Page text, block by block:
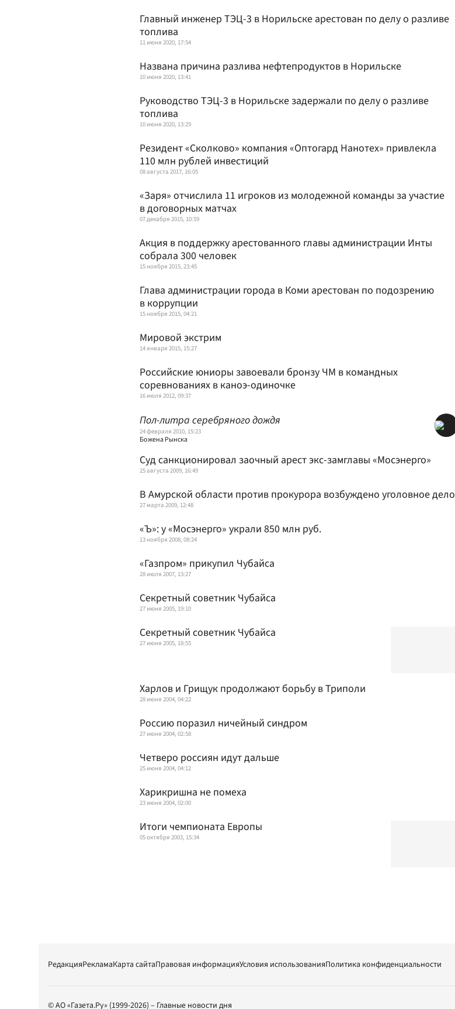
Главный инженер ТЭЦ-3 в Норильске арестован по делу о разливе
топлива
11 июня 2020, 17:54
Названа причина разлива нефтепродуктов в Норильске
10 июня 2020, 13:41
Руководство ТЭЦ-3 в Норильске задержали по делу о разливе
топлива
10 июня 2020, 13:29
Резидент «Сколково» компания «Оптогард Нанотех» привлекла
110 млн рублей инвестиций
08 августа 2017, 16:05
«Заря» отчислила 11 игроков из молодежной команды за участие
в договорных матчах
07 декабря 2015, 10:59
Акция в поддержку арестованного главы администрации Инты
собрала 300 человек
15 ноября 2015, 23:45
Глава администрации города в Коми арестован по подозрению
в коррупции
15 ноября 2015, 04:21
Мировой экстрим
14 января 2015, 15:27
Российские юниоры завоевали бронзу ЧМ в командных
соревнованиях в каноэ-одиночке
16 июля 2012, 09:37
Пол-литра серебряного дождя
24 февраля 2010, 15:23
Божена Рынска
Суд санкционировал заочный арест экс-замглавы «Мосэнерго»
25 августа 2009, 16:49
В Амурской области против прокурора возбуждено уголовное дело
27 марта 2009, 12:48
«Ъ»: у «Мосэнерго» украли 850 млн руб.
13 ноября 2008, 08:24
«Газпром» прикупил Чубайса
28 июля 2007, 13:27
Секретный советник Чубайса
27 июня 2005, 19:10
Секретный советник Чубайса
27 июня 2005, 18:55
Харлов и Грищук продолжают борьбу в Триполи
28 июня 2004, 04:22
Россию поразил ничейный синдром
27 июня 2004, 02:58
Четверо россиян идут дальше
25 июня 2004, 04:12
Харикришна не помеха
23 июня 2004, 02:00
Итоги чемпионата Европы
05 октября 2003, 15:34
РедакцияРекламаКарта сайтаПравовая информацияУсловия использованияПолитика конфиденциальности
© АО «Газета.Ру» (1999-2026) – Главные новости дня